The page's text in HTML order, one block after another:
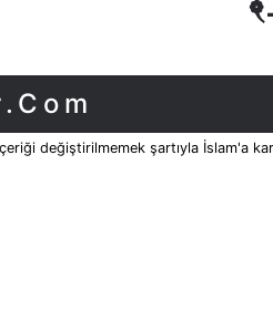
değiştirilmemek şartıyla İslam'a